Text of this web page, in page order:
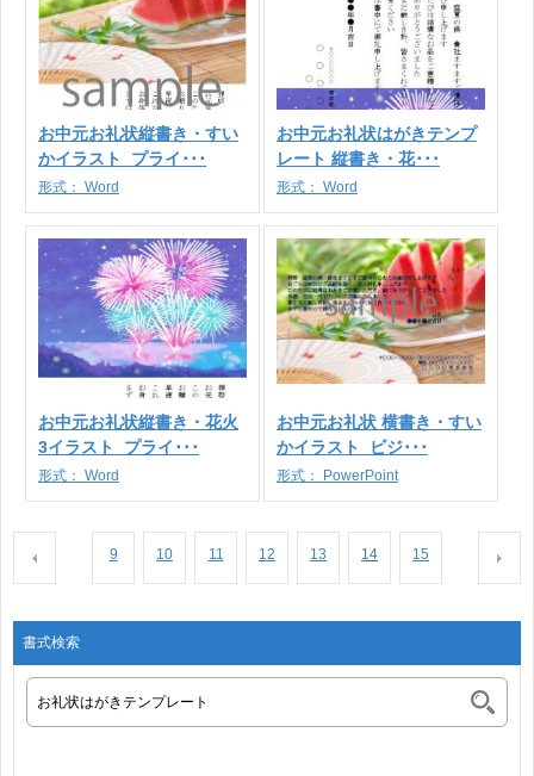
お中元お礼状縦書き・すい
かイラスト_プライ･･･
形式： Word
お中元お礼状はがきテンプ
レート 縦書き・花･･･
形式： Word
お中元お礼状縦書き・花火
3イラスト_プライ･･･
形式： Word
お中元お礼状 横書き・すい
かイラスト_ビジ･･･
形式： PowerPoint
9 10 11 12 13 14 15
書式検索